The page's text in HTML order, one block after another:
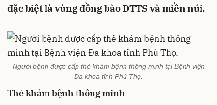
đặc biệt là vùng đồng bào DTTS và miền núi.
Người bệnh được cấp thẻ khám bệnh thông minh tại Bệnh viện
Đa khoa tỉnh Phú Thọ.
Thẻ khám bệnh thông minh